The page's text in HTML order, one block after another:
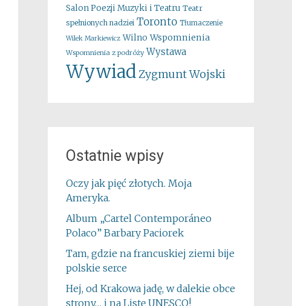
Salon Poezji Muzyki i Teatru Teatr
spełnionych nadziei Toronto Tłumaczenie
Wilek Markiewicz Wilno Wspomnienia
Wspomnienia z podróży Wystawa
WywiadZygmunt Wojski
Ostatnie wpisy
Oczy jak pięć złotych. Moja
Ameryka.
Album „Cartel Contemporáneo
Polaco” Barbary Paciorek
Tam, gdzie na francuskiej ziemi bije
polskie serce
Hej, od Krakowa jadę, w dalekie obce
strony… i na Listę UNESCO!